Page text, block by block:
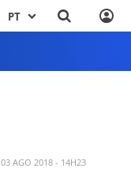
PT
03 AGO 2018 - 14H23